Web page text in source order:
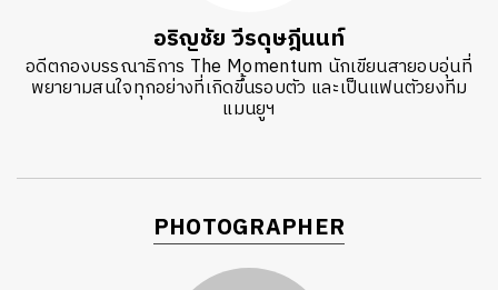
อริญชัย วีรดุษฎีนนท์
อดีตกองบรรณาธิการ The Momentum นักเขียนสายอบอุ่นที่
พยายามสนใจทุกอย่างที่เกิดขึ้นรอบตัว และเป็นแฟนตัวยงทีม
แมนยูฯ
PHOTOGRAPHER